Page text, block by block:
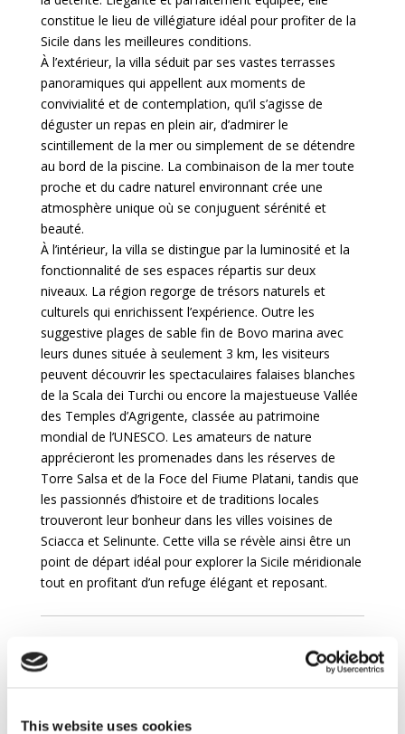
This website uses cookies
constitue le lieu de villégiature idéal pour profiter de la
Sicile dans les meilleures conditions.
À l’extérieur, la villa séduit par ses vastes terrasses
panoramiques qui appellent aux moments de
convivialité et de contemplation, qu’il s’agisse de
déguster un repas en plein air, d’admirer le
scintillement de la mer ou simplement de se détendre
au bord de la piscine. La combinaison de la mer toute
proche et du cadre naturel environnant crée une
atmosphère unique où se conjuguent sérénité et
beauté.
À l’intérieur, la villa se distingue par la luminosité et la
fonctionnalité de ses espaces répartis sur deux
niveaux. La région regorge de trésors naturels et
culturels qui enrichissent l’expérience. Outre les
suggestive plages de sable fin de Bovo marina avec
leurs dunes située à seulement 3 km, les visiteurs
peuvent découvrir les spectaculaires falaises blanches
de la Scala dei Turchi ou encore la majestueuse Vallée
des Temples d’Agrigente, classée au patrimoine
mondial de l’UNESCO. Les amateurs de nature
apprécieront les promenades dans les réserves de
Torre Salsa et de la Foce del Fiume Platani, tandis que
les passionnés d’histoire et de traditions locales
trouveront leur bonheur dans les villes voisines de
Sciacca et Selinunte. Cette villa se révèle ainsi être un
point de départ idéal pour explorer la Sicile méridionale
tout en profitant d’un refuge élégant et reposant.
Salon - salle à manger avec vue mer, vue piscine,